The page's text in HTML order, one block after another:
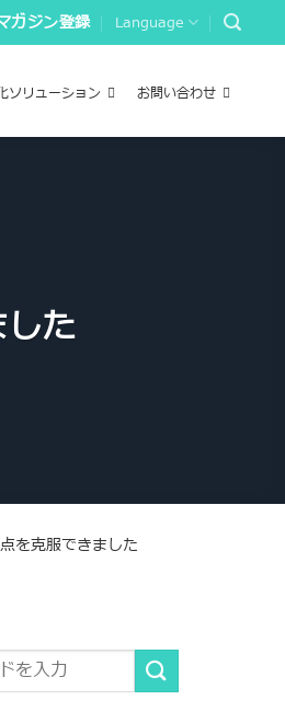
ガジン登録 Language
ソリューション お問い合わせ
た
を克服できました